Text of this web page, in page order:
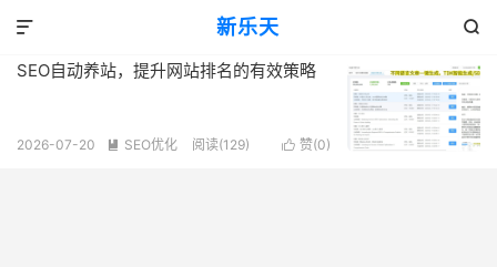
新乐天 
 共 1 篇文章
SEO自动养站，提升网站排名的有效策略
 赞(0)
2026-07-20  SEO优化 阅读(129)